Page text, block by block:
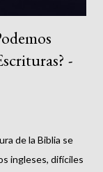
-
de la Biblia se
ingleses, difíciles